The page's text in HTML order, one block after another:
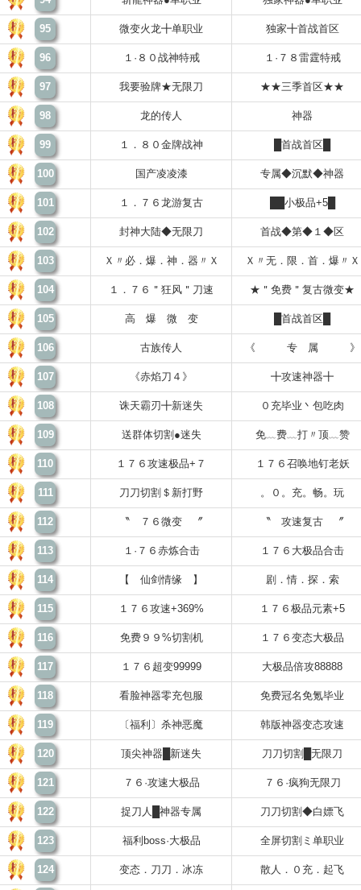
95 微变火龙╋单职业 独家╋首战首区
96 １·８０战神特戒 １·７８雷霆特戒
97 我要验牌★无限刀 ★★三季首区★★
98 龙的传人 神器
99 １．８０金牌战神 █首战首区█
100 国产凌凌漆 专属◆沉默◆神器
101 １．７６龙游复古 ██小极品+5█
102 封神大陆◆无限刀 首战◆第◆１◆区
103 Ｘ〃必．爆．神．器〃Ｘ Ｘ〃无．限．首．爆〃Ｘ
104 １．７６＂狂风＂刀速 ★＂免费＂复古微变★
105 高 爆 微 变 █首战首区█
106 古族传人 《 专 属 》
107 《赤焰刀４》 ╋攻速神器╋
108 诛天霸刃╋新迷失 ０充毕业丶包吃肉
109 送群体切割●迷失 免﹏费﹏打〃顶﹏赞
110 １７６攻速极品+７ １７６召唤地钉老妖
111 刀刀切割＄新打野 。０。充。畅。玩
112 〝 ７６微变 〞 〝 攻速复古 〞
113 １·７６赤炼合击 １７６大极品合击
114 【 仙剑情缘 】 剧．情．探．索
115 １７６攻速+369% １７６极品元素+5
116 免费９９%切割机 １７６变态大极品
117 １７６超变99999 大极品倍攻88888
118 看脸神器零充包服 免费冠名免氪毕业
119 〔福利〕杀神恶魔 韩版神器变态攻速
120 顶尖神器█新迷失 刀刀切割█无限刀
121 ７６·攻速大极品 ７６·疯狗无限刀
122 捉刀人█神器专属 刀刀切割◆白嫖飞
123 福利boss·大极品 全屏切割ミ单职业
124 变态．刀刀．冰冻 散人．０充．起飞